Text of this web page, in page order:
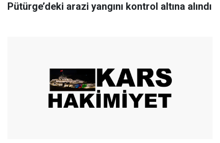
Pütürge’deki arazi yangını kontrol altına alındı